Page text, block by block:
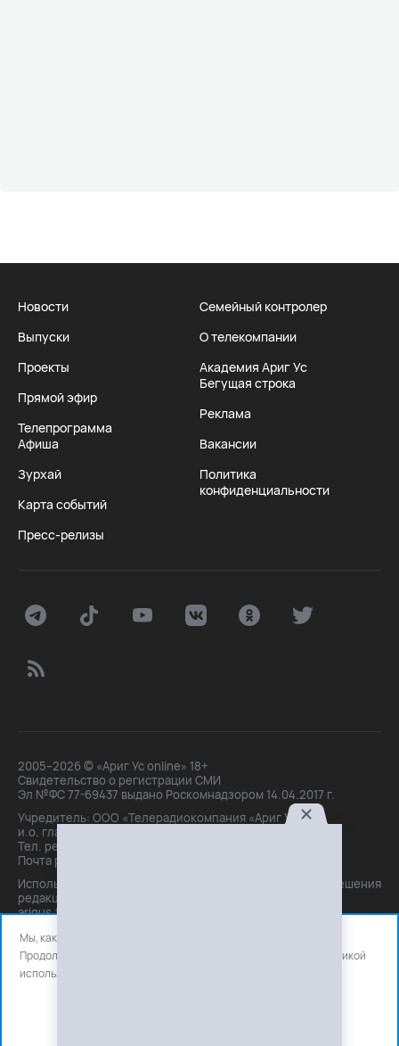
Новости
Выпуски
Проекты
Прямой эфир
Телепрограмма
Афиша
Зурхай
Карта событий
Пресс-релизы
Семейный контролер
О телекомпании
Академия Ариг Ус
Бегущая строка
Реклама
Вакансии
Политика
конфиденциальности
2005–2026 © «Ариг Ус online» 18+
Свидетельство о регистрации СМИ
Эл №ФС 77-69437 выдано Роскомнадзором 14.04.2017 г.
Учредитель: ООО «Телерадиокомпания «Ариг Ус»,
и.о. главного редактора: Маханова О.Б.
Тел. peдakции: +7(3012)21-30-14,
Почта peдakции: editor@arigus.tv
Использование материалов только с письменного разрешения
редакции. При цитировании прямая активная ссылка на
arigus.tv обязательна.
Мы, как и все используем файлы cookie и сервисы аналитики.
Продолжая использовать сайт, вы соглашаетесь с нашей
политикой
использования